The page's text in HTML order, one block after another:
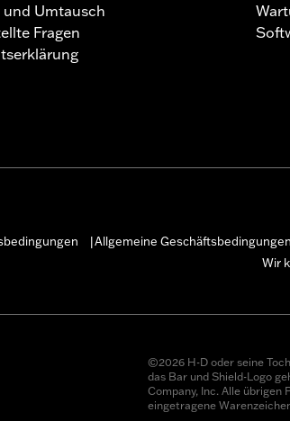
und Umtausch
Fragen
Allgemeine
Wir
©2026 H-D oder seine
das Bar und Shield-Logo
Company, Inc. Alle übrigen
eingetragene